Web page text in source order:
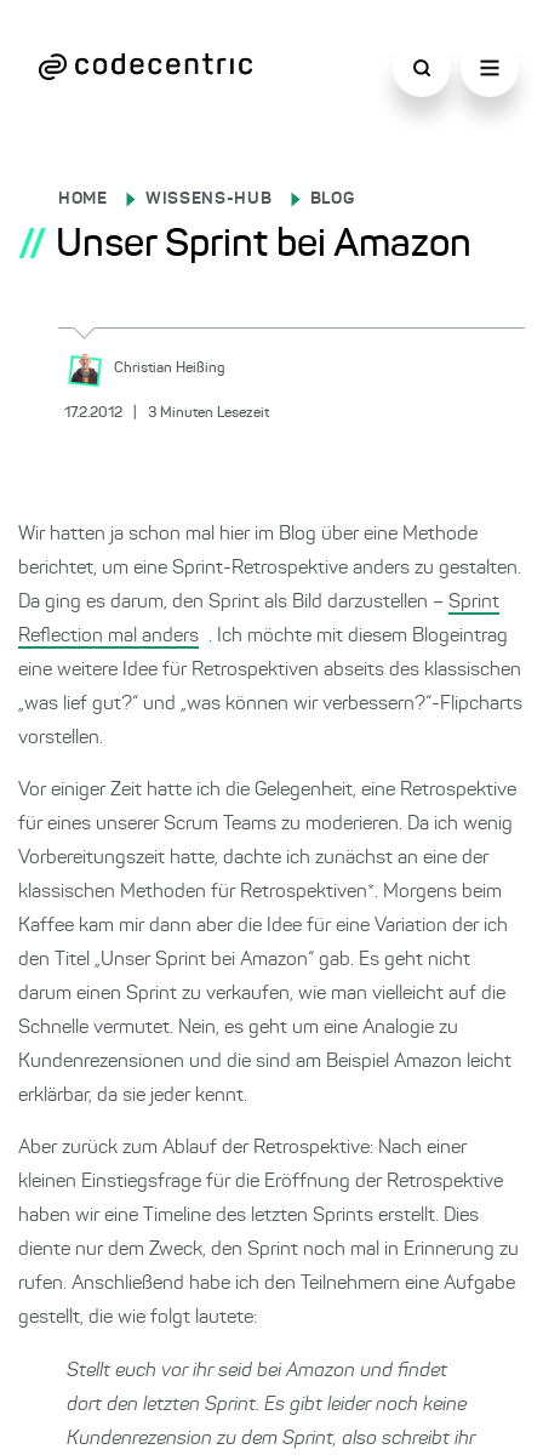
HOME WISSENS-HUB BLOG
// Unser Sprint bei Amazon
Christian Heißing
17.2.2012 3 Minuten Lesezeit
Wir hatten ja schon mal hier im Blog über eine Methode
berichtet, um eine Sprint-Retrospektive anders zu gestalten.
Da ging es darum, den Sprint als Bild darzustellen – Sprint
Reflection mal anders . Ich möchte mit diesem Blogeintrag
eine weitere Idee für Retrospektiven abseits des klassischen
„was lief gut?“ und „was können wir verbessern?“-Flipcharts
vorstellen.
Vor einiger Zeit hatte ich die Gelegenheit, eine Retrospektive
für eines unserer Scrum Teams zu moderieren. Da ich wenig
Vorbereitungszeit hatte, dachte ich zunächst an eine der
klassischen Methoden für Retrospektiven*. Morgens beim
Kaffee kam mir dann aber die Idee für eine Variation der ich
den Titel „Unser Sprint bei Amazon“ gab. Es geht nicht
darum einen Sprint zu verkaufen, wie man vielleicht auf die
Schnelle vermutet. Nein, es geht um eine Analogie zu
Kundenrezensionen und die sind am Beispiel Amazon leicht
erklärbar, da sie jeder kennt.
Aber zurück zum Ablauf der Retrospektive: Nach einer
kleinen Einstiegsfrage für die Eröffnung der Retrospektive
haben wir eine Timeline des letzten Sprints erstellt. Dies
diente nur dem Zweck, den Sprint noch mal in Erinnerung zu
rufen. Anschließend habe ich den Teilnehmern eine Aufgabe
gestellt, die wie folgt lautete:
Stellt euch vor ihr seid bei Amazon und findet
dort den letzten Sprint. Es gibt leider noch keine
Kundenrezension zu dem Sprint, also schreibt ihr